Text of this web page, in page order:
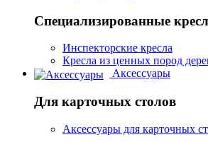
Специализированные
Инспекторские кресла
Кресла из ценных пород
Аксессуары
Для карточных столов
Аксессуары для карточных